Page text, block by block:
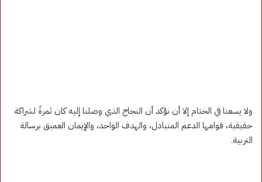
ولا يسعنا في الختام إلا أن نؤكد أن النجاح الذي وصلنا إليه كان ثمرةً لشراكة
حقيقية، قوامها الدعم المتبادل، والهدف الواحد، والإيمان العميق برسالة
التربية.